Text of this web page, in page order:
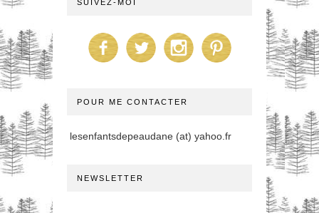
SUIVEZ-MOI
POUR ME CONTACTER
lesenfantsdepeaudane (at) yahoo.fr
NEWSLETTER